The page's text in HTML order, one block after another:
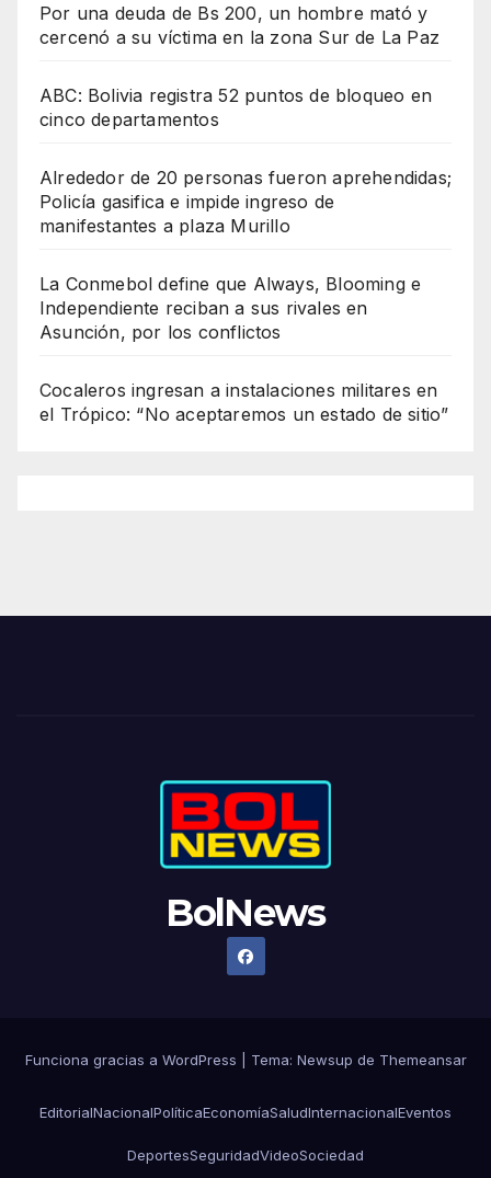
Por una deuda de Bs 200, un hombre mató y
cercenó a su víctima en la zona Sur de La Paz
ABC: Bolivia registra 52 puntos de bloqueo en
cinco departamentos
Alrededor de 20 personas fueron aprehendidas;
Policía gasifica e impide ingreso de
manifestantes a plaza Murillo
La Conmebol define que Always, Blooming e
Independiente reciban a sus rivales en
Asunción, por los conflictos
Cocaleros ingresan a instalaciones militares en
el Trópico: “No aceptaremos un estado de sitio”
BolNews
Funciona gracias a WordPress Tema: Newsup de Themeansar
EditorialNacionalPolíticaEconomíaSaludInternacionalEventos
DeportesSeguridadVideoSociedad